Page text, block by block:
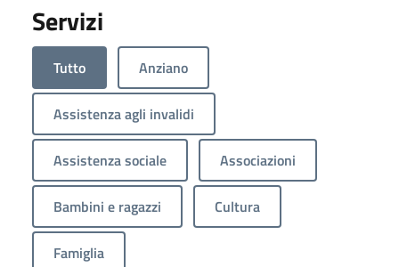
Servizi
Tutto Anziano
Assistenza agli invalidi
Assistenza sociale Associazioni
Bambini e ragazzi Cultura
Famiglia